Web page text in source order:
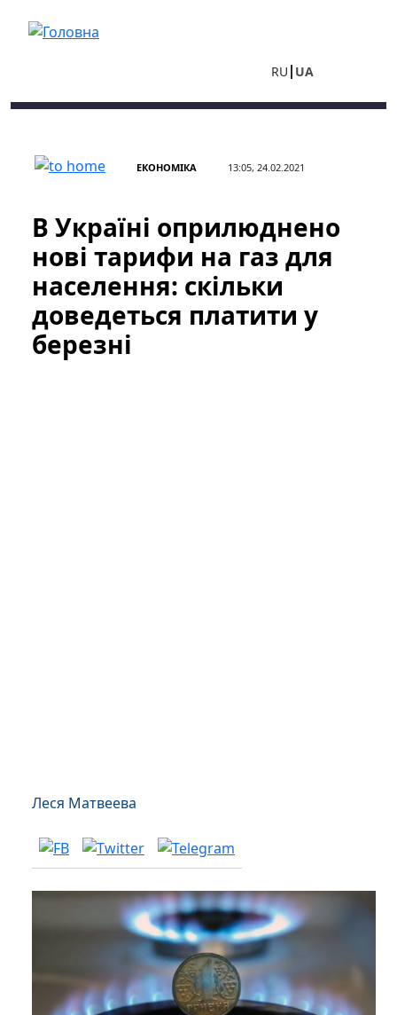
RU UA
ЕКОНОМІКА 13:05, 24.02.2021
В Україні оприлюднено
нові тарифи на газ для
населення: скільки
доведеться платити у
березні
Леся Матвеева